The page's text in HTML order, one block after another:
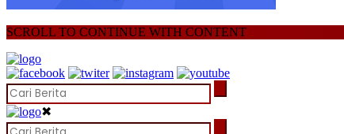
SCROLL TO CONTINUE WITH CONTENT
✖